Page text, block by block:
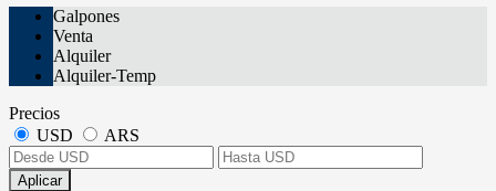
Galpones
Venta
Alquiler
Alquiler-Temp
Precios
USD
ARS
Aplicar